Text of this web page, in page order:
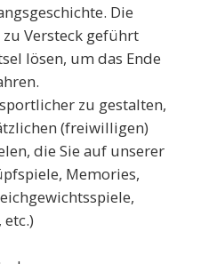
Die
Versteck geführt
lösen, um das Ende
zu gestalten,
(freiwilligen)
die Sie auf unserer
Memories,